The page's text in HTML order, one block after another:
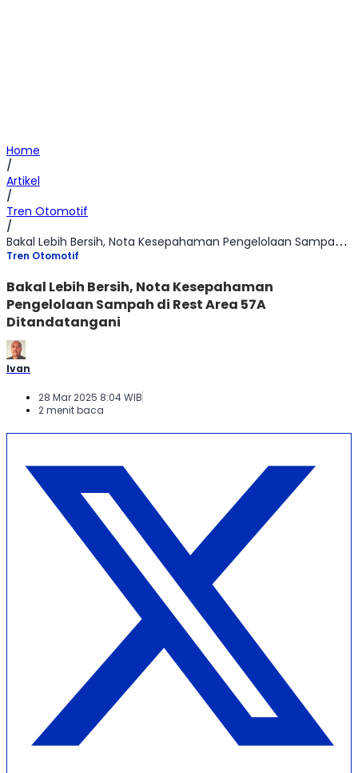
Home
/
Artikel
/
Tren Otomotif
/
Bakal Lebih Bersih, Nota Kesepahaman Pengelolaan Sampah di Rest Area 57A Ditandatangani
Tren Otomotif
Bakal Lebih Bersih, Nota Kesepahaman
Pengelolaan Sampah di Rest Area 57A
Ditandatangani
Ivan
28 Mar 2025 8:04 WIB
2 menit baca